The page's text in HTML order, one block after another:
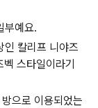
부예요.
인 칼리프 니야즈
스타일이라기
으로 이용되었는